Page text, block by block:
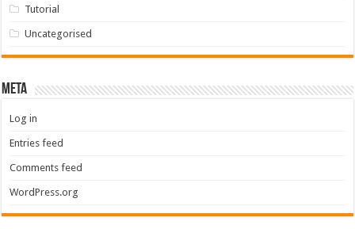
Tutorial
Uncategorised
Meta
Log in
Entries feed
Comments feed
WordPress.org